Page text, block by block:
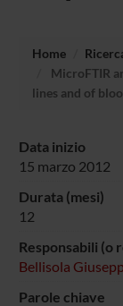
Home
MicroFTIR
lines and of
Data inizio
15 marzo 2012
Durata (mesi)
12
Responsabili (o
Bellisola
Parole chiave